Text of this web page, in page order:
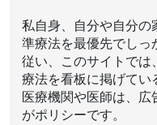
私自身、自分や自分
準療法を最優先でしっ
従い、このサイトで
療法を看板に掲げてい
医療機関や医師は、
がポリシーです。